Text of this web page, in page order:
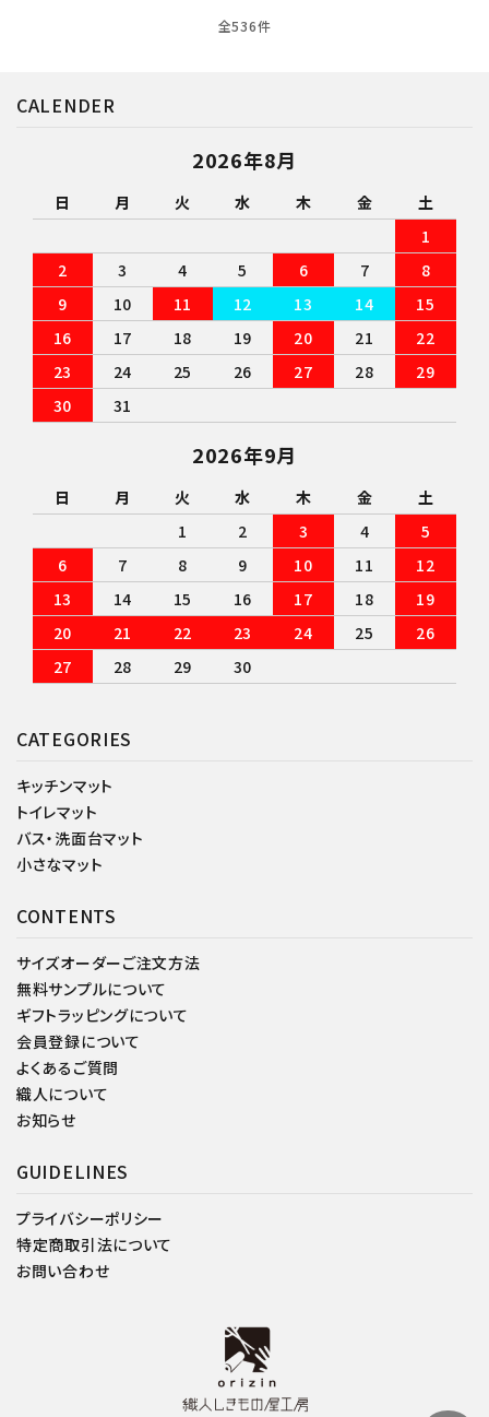
全536件
CATEGORIES
キッチンマット
トイレマット
バス・洗面台マット
小さなマット
CONTENTS
サイズオーダーご注文方法
無料サンプルについて
ギフトラッピングについて
会員登録について
よくあるご質問
織人について
お知らせ
GUIDELINES
プライバシーポリシー
特定商取引法について
お問い合わせ
CALENDER
2026年8月
日 月 火 水 木 金
土
1
2
3 4 5 6 7
8
9
10 11 12 13 14
15
16
17 18 19 20 21
22
23
24 25 26 27 28
29
30
31
2026年9月
日 月 火 水 木 金
土
1
2 3 4
5
6
7 8 9 10 11
12
13
14 15 16 17 18
19
20
21 22 23 24 25
26
27
28 29 30